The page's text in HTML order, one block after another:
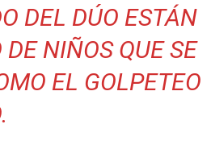
DEL DÚO ESTÁN
NIÑOS QUE SE
EL GOLPETEO